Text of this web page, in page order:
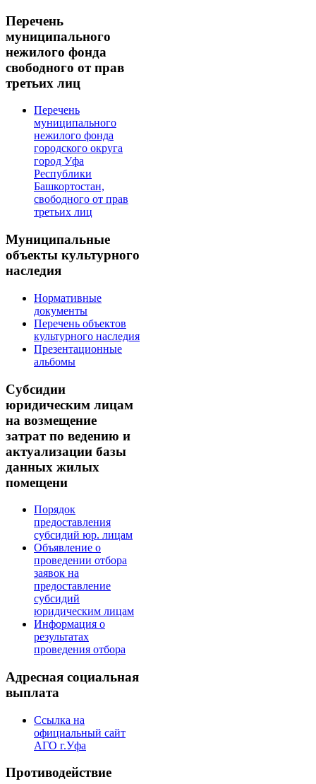
Перечень
муниципального
нежилого фонда
свободного от прав
третьих лиц
Перечень
муниципального
нежилого фонда
городского округа
город Уфа
Республики
Башкортостан,
свободного от прав
третьих лиц
Муниципальные
объекты культурного
наследия
Нормативные
документы
Перечень объектов
культурного наследия
Презентационные
альбомы
Субсидии
юридическим лицам
на возмещение
затрат по ведению и
актуализации базы
данных жилых
помещени
Порядок
предоставления
субсидий юр. лицам
Объявление о
проведении отбора
заявок на
предоставление
субсидий
юридическим лицам
Информация о
результатах
проведения отбора
Адресная социальная
выплата
Ссылка на
официальный сайт
АГО г.Уфа
Противодействие